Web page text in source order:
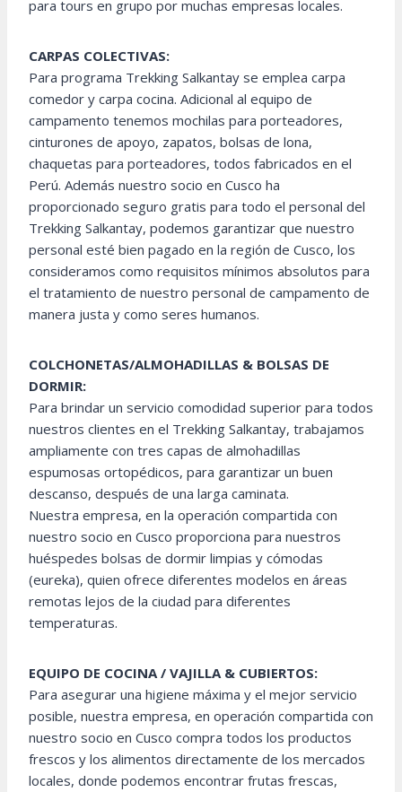
para tours en grupo por muchas empresas locales.
CARPAS COLECTIVAS:
Para programa Trekking Salkantay se emplea carpa
comedor y carpa cocina. Adicional al equipo de
campamento tenemos mochilas para porteadores,
cinturones de apoyo, zapatos, bolsas de lona, ​​
chaquetas para porteadores, todos fabricados en el
Perú. Además nuestro socio en Cusco ha
proporcionado seguro gratis para todo el personal del
Trekking Salkantay, podemos garantizar que nuestro
personal esté bien pagado en la región de Cusco, los
consideramos como requisitos mínimos absolutos para
el tratamiento de nuestro personal de campamento de
manera justa y como seres humanos.
COLCHONETAS/ALMOHADILLAS & BOLSAS DE
DORMIR:
Para brindar un servicio comodidad superior para todos
nuestros clientes en el Trekking Salkantay, trabajamos
ampliamente con tres capas de almohadillas
espumosas ortopédicos, para garantizar un buen
descanso, después de una larga caminata.
Nuestra empresa, en la operación compartida con
nuestro socio en Cusco proporciona para nuestros
huéspedes bolsas de dormir limpias y cómodas
(eureka), quien ofrece diferentes modelos en áreas
remotas lejos de la ciudad para diferentes
temperaturas.
EQUIPO DE COCINA / VAJILLA & CUBIERTOS:
Para asegurar una higiene máxima y el mejor servicio
posible, nuestra empresa, en operación compartida con
nuestro socio en Cusco compra todos los productos
frescos y los alimentos directamente de los mercados
locales, donde podemos encontrar frutas frescas,